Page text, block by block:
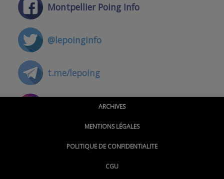
Montpellier Poing Info
@lepoinginfo
t.me/lepoing
@montpellierpoinginfo
@LePoingMontpellier
ARCHIVES
MENTIONS LÉGALES
POLITIQUE DE CONFIDENTIALITE
CGU